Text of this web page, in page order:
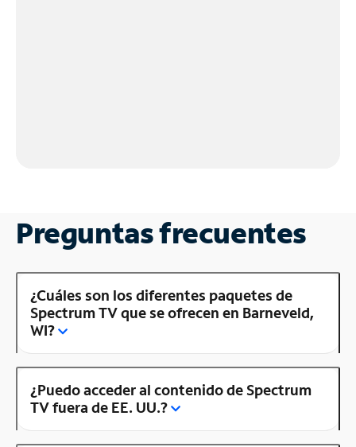
Preguntas frecuentes
¿Cuáles son los diferentes paquetes de
Spectrum TV que se ofrecen en Barneveld,
WI?
¿Puedo acceder al contenido de Spectrum
TV fuera de EE. UU.?